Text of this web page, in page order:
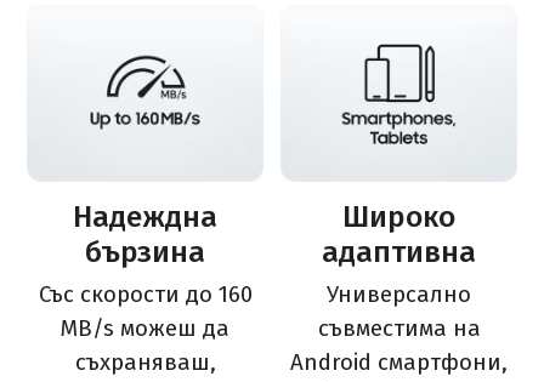
Надеждна
бързина
Със скорости до 160
MB/s можеш да
съхраняваш,
Широко
адаптивна
Универсално
съвместима на
Android смартфони,